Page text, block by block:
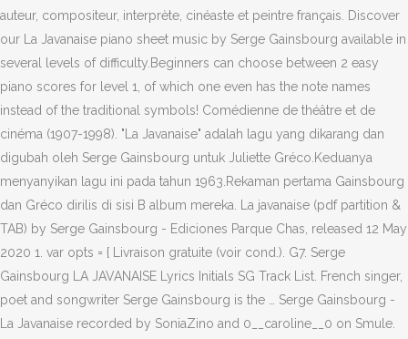
auteur, compositeur, interprète, cinéaste et peintre français. Discover
our La Javanaise piano sheet music by Serge Gainsbourg available in
several levels of difficulty.Beginners can choose between 2 easy
piano scores for level 1, of which one even has the note names
instead of the traditional symbols! Comédienne de théâtre et de
cinéma (1907-1998). "La Javanaise" adalah lagu yang dikarang dan
digubah oleh Serge Gainsbourg untuk Juliette Gréco.Keduanya
menyanyikan lagu ini pada tahun 1963.Rekaman pertama Gainsbourg
dan Gréco dirilis di sisi B album mereka. La javanaise (pdf partition &
TAB) by Serge Gainsbourg - Ediciones Parque Chas, released 12 May
2020 1. var opts = { Livraison gratuite (voir cond.). G7. Serge
Gainsbourg LA JAVANAISE Lyrics Initials SG Track List. French singer,
poet and songwriter Serge Gainsbourg is the … Serge Gainsbourg -
La Javanaise recorded by SoniaZino and 0__caroline__0 on Smule.